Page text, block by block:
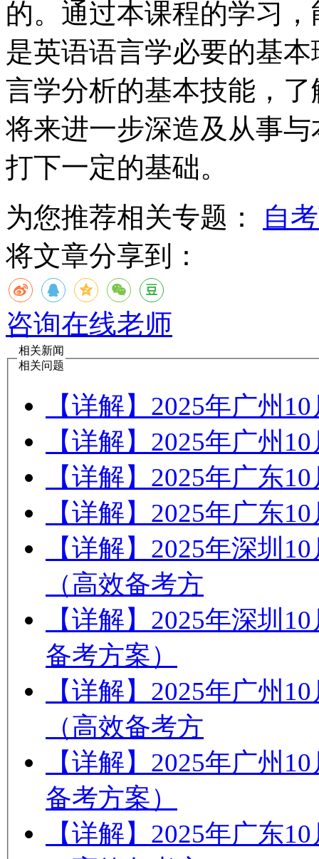
的。通过本课程的学习
是英语语言学必要的基
言学分析的基本技能，
将来进一步深造及从事
打下一定的基础。
为您推荐相关专题：
自
将文章分享到：
咨询在线老师
相关新闻
相关问题
【详解】2025年广州
【详解】2025年广州
【详解】2025年广东
【详解】2025年广东
【详解】2025年深圳
（高效备考方
【详解】2025年深圳
备考方案）
【详解】2025年广州
（高效备考方
【详解】2025年广州
备考方案）
【详解】2025年广东